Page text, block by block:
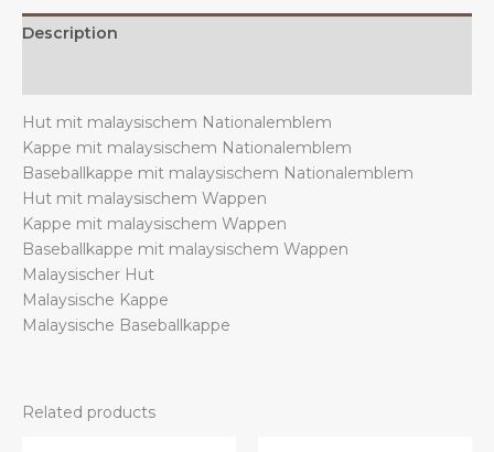
Herren
quantity
Description
Hut mit malaysischem Nationalemblem
Kappe mit malaysischem Nationalemblem
Baseballkappe mit malaysischem Nationalemblem
Hut mit malaysischem Wappen
Kappe mit malaysischem Wappen
Baseballkappe mit malaysischem Wappen
Malaysischer Hut
Malaysische Kappe
Malaysische Baseballkappe
Related products